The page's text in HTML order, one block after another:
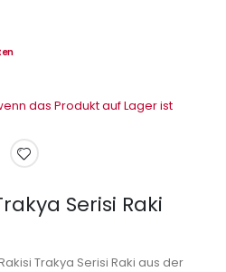
das Produkt auf Lager ist
Serisi Raki
Trakya Serisi Raki aus der